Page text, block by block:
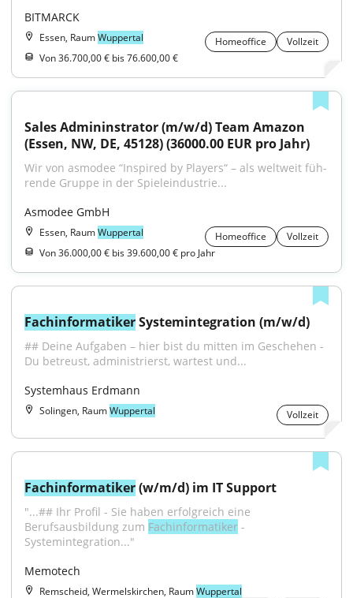
BITMARCK
Essen, RaumWuppertal Homeoffice
Vollzeit
Von 36.700,00 € bis 76.600,00 €
Sales Admininstrator (m/w/d) Team Amazon
(Essen, NW, DE, 45128) (36000.00 EUR pro Jahr)
Wir von asmodee “Inspired by Players“ – als welt­weit füh­
ren­de Grup­pe in der Spie­le­in­dus­trie...
Asmodee GmbH
Essen, RaumWuppertal Homeoffice
Vollzeit
Von 36.000,00 € bis 39.600,00 € pro Jahr
Fachinformatiker Systemintegration (m/w/d)
## Deine Aufgaben – hier bist du mitten im Geschehen -
Du betreust, administrierst, wartest und...
Systemhaus Erdmann
Solingen, RaumWuppertal Vollzeit
Fachinformatiker (w/m/d) im IT Support
"...## Ihr Profil - Sie haben erfolgreich eine
Berufsausbildung zum Fachinformatiker -
Systemintegration..."
Memotech
Remscheid, Wermelskirchen, RaumWuppertal